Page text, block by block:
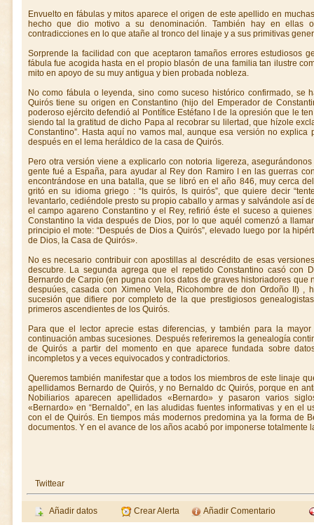
Envuelto en fábulas y mitos aparece el origen de este apellido en
hecho que dio motivo a su denominación. También hay en ellas
contradicciones en lo que atañe al tronco del linaje y a sus primitivas
Sorprende la facilidad con que aceptaron tamaños errores estudiosos
fábula fue acogida hasta en el propio blasón de una familia tan ilustre
mito en apoyo de su muy antigua y bien probada nobleza.
No como fábula o leyenda, sino como suceso histórico con­firmado, se
Quirós tiene su origen en Constantino (hijo del Emperador de
poderoso ejército defendió al Pontífice Estéfano I de la opresión que le
siendo tal la gratitud de dicho Papa al recobrar su lilertad, que hízole
Constantino”. Hasta aquí no vamos mal, aunque esa versión no
después en el lema heráldico de la casa de Quirós.
Pero otra versión viene a explicarlo con notoria ligereza,
gente fué a España, para ayudar al Rey don Ramiro I en las guerras
encontrándose en una batalla, que se libró en el año 846, muy cerca
gritó en su idioma griego : “Is quirós, Is quirós”, que quiere decir
levantarlo, cediéndole presto su propio caballo y armas y salvándole así
el campo agareno Constantino y el Rey, refirió éste el suceso a
Constantino la vida después de Dios, por lo que aquél comenzó a
prin­cipio el mote: “Después de Dios a Quirós”, elevado luego por la
de Dios, la Casa de Quirós».
No es necesario contribuir con apostillas al descrédito de esas
des­cubre. La segunda agrega que el repetido Constantino casó con
Bernardo de Carpio (en pugna con los datos de graves historiadores que
despuúes, casada con Ximeno Vela, Ricohombre de don Ordoño II) ,
sucesión que difiere por completo de la que presti­giosos
primeros ascendientes de los Quirós.
Para que el lector aprecie estas diferencias, y también para la
continuación ambas sucesiones. Después referiremos la genealogía
de Quirós a partir del momento en que aparece fundada sobre
incompletos y a veces equivocados y contradictorios.
Queremos también manifestar que a todos los miembros de este linaje
apellida­mos Bernardo de Quirós, y no Bernaldo dc Quirós, porque en
Nobiliarios apare­cen apellidados «Bernardo» y pasaron varios
«Bernardo» en “Bernaldo”, en las aludidas fuentes informativas y en el
con el de Quirós. En tiempos más moder­nos predomina ya la forma de
documentos. Y en el avance de los años acabó por imponerse totalmente
Twittear
Añadir datos Crear Alerta Añadir Comentario